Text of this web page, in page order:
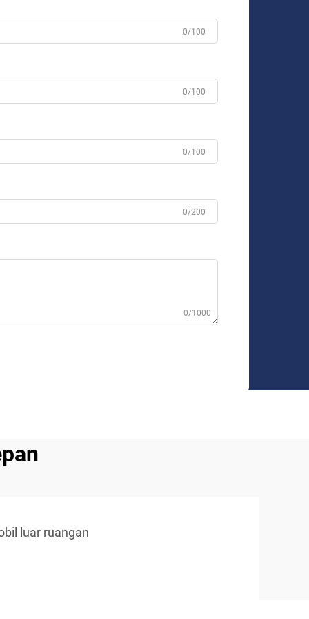
0/100
0/100
0/100
0/200
0/1000
luar ruangan